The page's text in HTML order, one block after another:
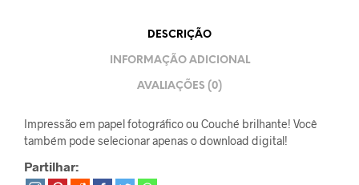
DESCRIÇÃO
INFORMAÇÃO ADICIONAL
AVALIAÇÕES (0)
Impressão em papel fotográfico ou Couché brilhante! Você
também pode selecionar apenas o download digital!
Partilhar: